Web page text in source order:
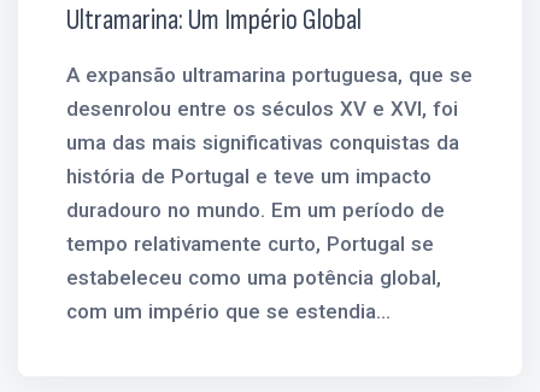
Ultramarina: Um Império Global
A expansão ultramarina portuguesa, que se
desenrolou entre os séculos XV e XVI, foi
uma das mais significativas conquistas da
história de Portugal e teve um impacto
duradouro no mundo. Em um período de
tempo relativamente curto, Portugal se
estabeleceu como uma potência global,
com um império que se estendia...